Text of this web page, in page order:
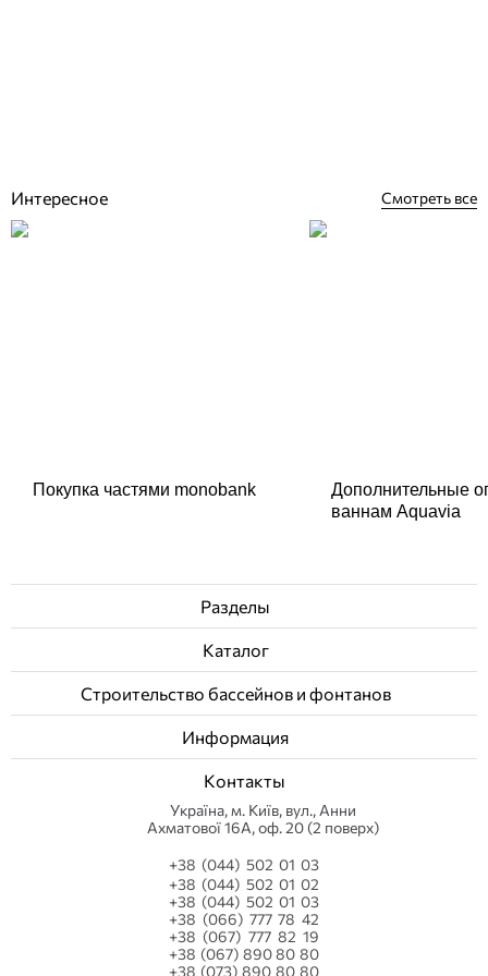
Интересное Смотреть все
Покупка частями monobank
Дополнительные
ваннам Aquavia
Разделы
Каталог
Строительство бассейнов и фонтанов
Информация
Контакты
Українa, м. Київ, вул., Анни
Ахматової 16А, оф. 20 (2 поверх)
+38 (044) 502 01 03
+38 (044) 502 01 02
+38 (044) 502 01 03
+38 (066) 777 78 42
+38 (067) 777 82 19
+38 (067) 890 80 80
+38 (073) 890 80 80